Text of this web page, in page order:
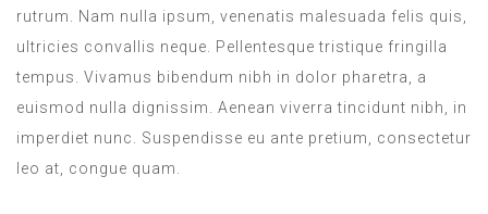
rutrum. Nam nulla ipsum, venenatis malesuada felis quis,
ultricies convallis neque. Pellentesque tristique fringilla
tempus. Vivamus bibendum nibh in dolor pharetra, a
euismod nulla dignissim. Aenean viverra tincidunt nibh, in
imperdiet nunc. Suspendisse eu ante pretium, consectetur
leo at, congue quam.